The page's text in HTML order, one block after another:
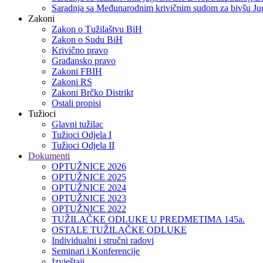
Saradnja sa Međunarodnim krivičnim sudom za bivšu
Zakoni
Zakon o Тužilaštvu BiH
Zakon o Sudu BiH
Krivično pravo
Građansko pravo
Zakoni FBIH
Zakoni RS
Zakoni Brčko Distrikt
Ostali propisi
Tužioci
Glavni tužilac
Tužioci Odjela I
Tužioci Odjela II
Dokumenti
OPTUŽNICE 2026
OPTUŽNICE 2025
OPTUŽNICE 2024
OPTUŽNICE 2023
OPTUŽNICE 2022
TUŽILAČKE ODLUKE U PREDMETIMA 145a.
OSTALE TUŽILAČKE ODLUKE
Individualni i stručni radovi
Seminari i Konferencije